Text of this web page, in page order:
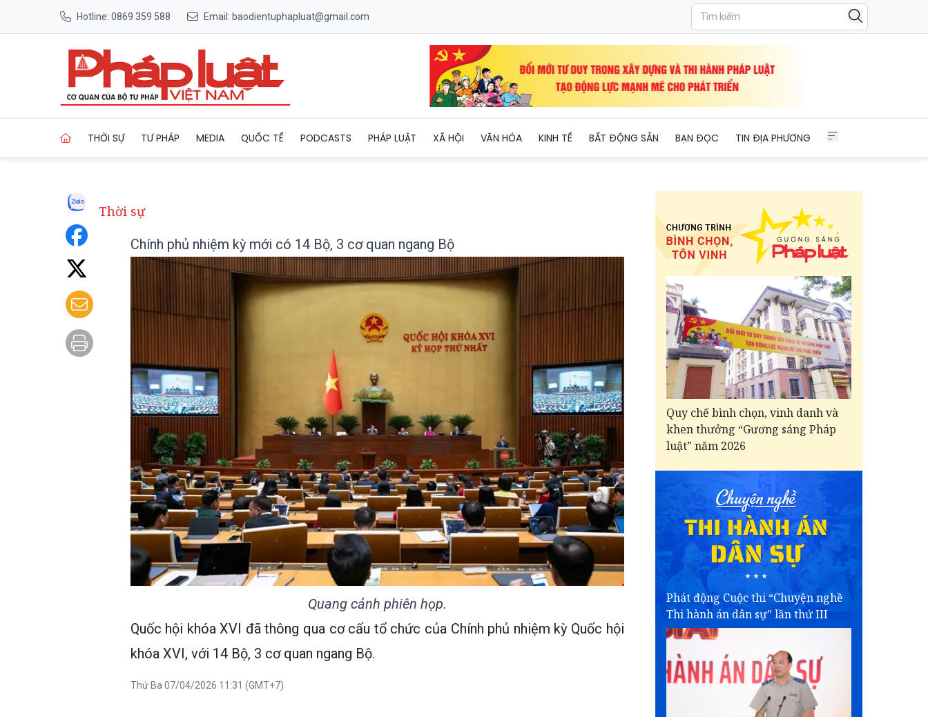
Hotline: 0869 359 588 Email: baodientuphapluat@gmail.com
THỜI SỰ TƯ PHÁP MEDIA QUỐC TẾ PODCASTS PHÁP LUẬT XÃ HỘI VĂN HÓA KINH TẾ BẤT ĐỘNG SẢN BẠN ĐỌC TIN ĐỊA PHƯƠNG
Thời sự
Chính phủ nhiệm kỳ mới có 14 Bộ, 3 cơ quan ngang Bộ
Quang cảnh phiên họp.
Quốc hội khóa XVI đã thông qua cơ cấu tổ chức của Chính phủ nhiệm kỳ Quốc hội
khóa XVI, với 14 Bộ, 3 cơ quan ngang Bộ.
Thứ Ba 07/04/2026 11:31 (GMT+7)
Quy chế bình chọn, vinh danh và
khen thưởng “Gương sáng Pháp
luật” năm 2026
Phát động Cuộc thi “Chuyện nghề
Thi hành án dân sự” lần thứ III